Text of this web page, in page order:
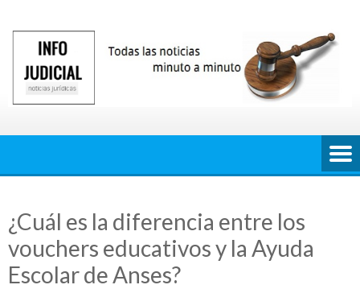
contenido
¿Cuál es la diferencia entre los
vouchers educativos y la Ayuda
Escolar de Anses?